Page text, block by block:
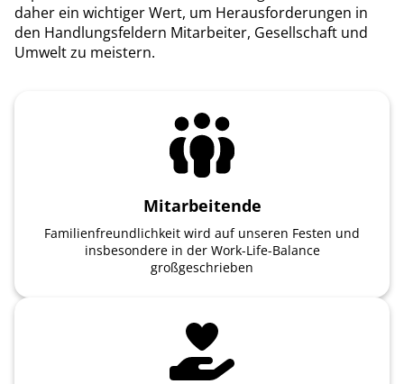
daher ein wichtiger Wert, um Herausforderungen in
den Handlungsfeldern Mitarbeiter, Gesellschaft und
Umwelt zu meistern.
Mitarbeitende
Familienfreundlichkeit wird auf unseren Festen und
insbesondere in der Work-Life-Balance
großgeschrieben